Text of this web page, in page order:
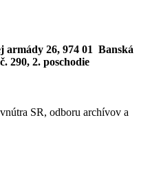
armády 26, 974 01 Banská
290, 2. poschodie
SR, odboru archívov a